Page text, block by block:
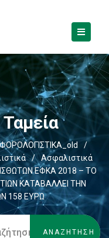
ΦΟΡΟΛΟΓΙΣΤΙΚΑ_old
/
/
Ασφαλιστικά
ΕΦΚΑ 2018 – TΟ
ΚΑΤΑΒΑΛΛΕΙ ΤΗΝ
158 ΕΥΡΩ